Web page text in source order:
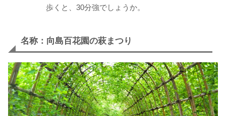
歩くと、30分強でしょうか。
名称：向島百花園の萩まつり